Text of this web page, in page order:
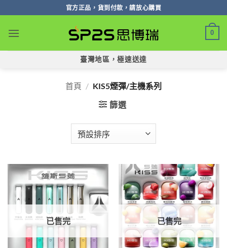
轉
官方正品，貨到付款，請放心購買
0
臺灣地區，極速送達
首頁 / KIS5煙彈/主機系列
篩選
已售完 已售完